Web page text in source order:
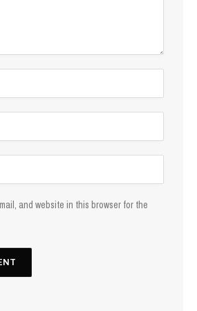
and website in this browser for the